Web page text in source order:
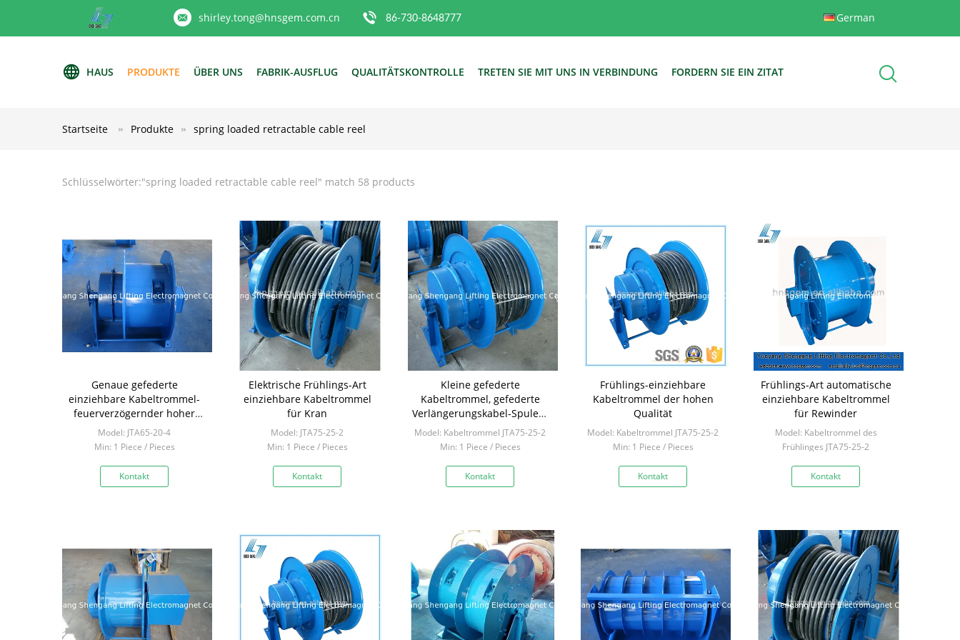
shirley.tong@hnsgem.com.cn 86-730-8648777 German
HAUS PRODUKTE ÜBER UNS FABRIK-AUSFLUG QUALITÄTSKONTROLLE TRETEN SIE MIT UNS IN VERBINDUNG FORDERN SIE EIN ZITAT
Startseite Produkte spring loaded retractable cable reel
Schlüsselwörter:"spring loaded retractable cable reel" match 58 products
Genaue gefederte
einziehbare Kabeltrommel-
feuerverzögernder hoher
Sicherheits-Eisen-Stand
Model: JTA65-20-4
Min: 1 Piece / Pieces
Kontakt
Elektrische Frühlings-Art
einziehbare Kabeltrommel
für Kran
Model: JTA75-25-2
Min: 1 Piece / Pieces
Kontakt
Kleine gefederte
Kabeltrommel, gefederte
Verlängerungskabel-Spulen-
ausgezeichnete Leistung
Model: Kabeltrommel JTA75-25-2
Min: 1 Piece / Pieces
Kontakt
Frühlings-einziehbare
Kabeltrommel der hohen
Qualität
Model: Kabeltrommel JTA75-25-2
Min: 1 Piece / Pieces
Kontakt
Frühlings-Art automatische
einziehbare Kabeltrommel
für Rewinder
Model: Kabeltrommel des
Frühlinges JTA75-25-2
Kontakt